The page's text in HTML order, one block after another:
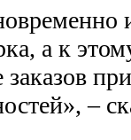
а к
заказов
–